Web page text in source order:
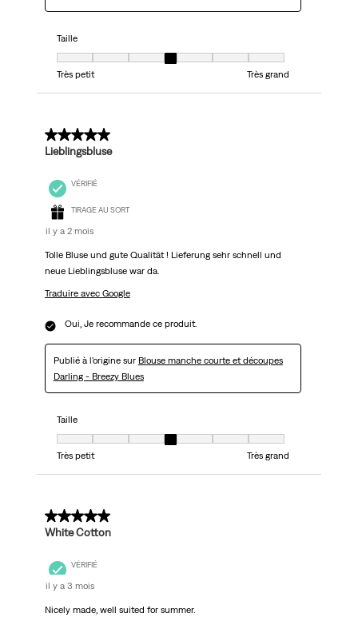
Taille
Taille, 4 sur 7, où 1 est égal à Très petit et 7 est égal à Très grand
Très petit
Très grand
5 sur 5 étoiles.
Lieblingsbluse
VÉRIFIÉ
TIRAGE AU SORT
il y a 2 mois
Tolle Bluse und gute Qualität ! Lieferung sehr schnell und
neue Lieblingsbluse war da.
Traduire avec Google
Oui, Je recommande ce produit.
Publié à l'origine sur Blouse manche courte et découpes
Darling - Breezy Blues
Taille
Taille, 4 sur 7, où 1 est égal à Très petit et 7 est égal à Très grand
Très petit
Très grand
5 sur 5 étoiles.
White Cotton
VÉRIFIÉ
il y a 3 mois
Nicely made, well suited for summer.